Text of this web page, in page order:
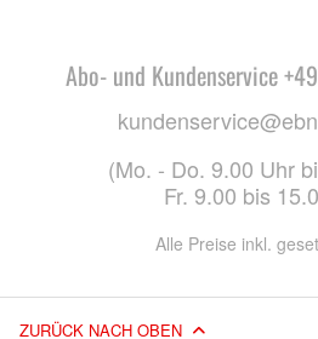
Abo- und Kundenservice
(Mo. - Do. 9.00 Uhr
Fr. 9.00 bis
Alle Preise inkl.
ZURÜCK NACH OBEN